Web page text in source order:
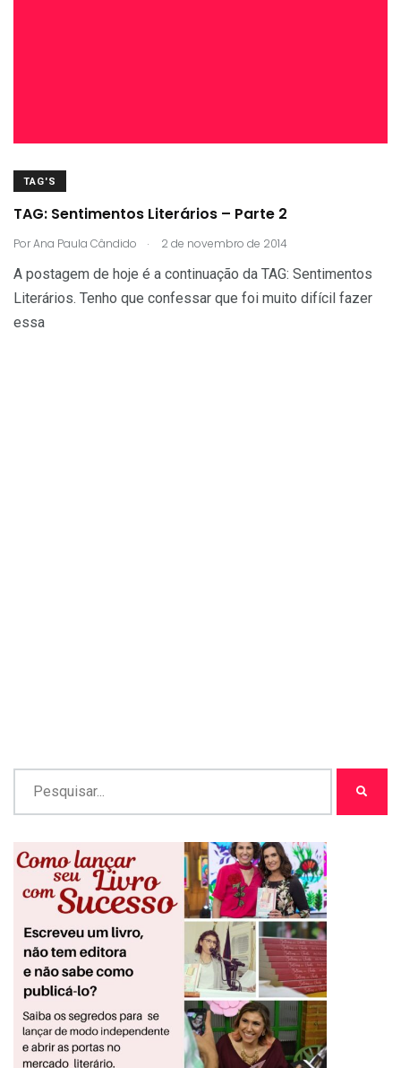
TAG'S
TAG: Sentimentos Literários – Parte 2
PorAna Paula Cândido . 2 de novembro de 2014
A postagem de hoje é a continuação da TAG: Sentimentos
Literários. Tenho que confessar que foi muito difícil fazer
essa